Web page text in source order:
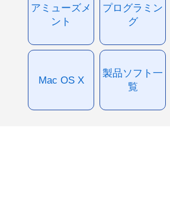
アミューズメ
ント
プログラミン
グ
Mac OS X
製品ソフト一
覧